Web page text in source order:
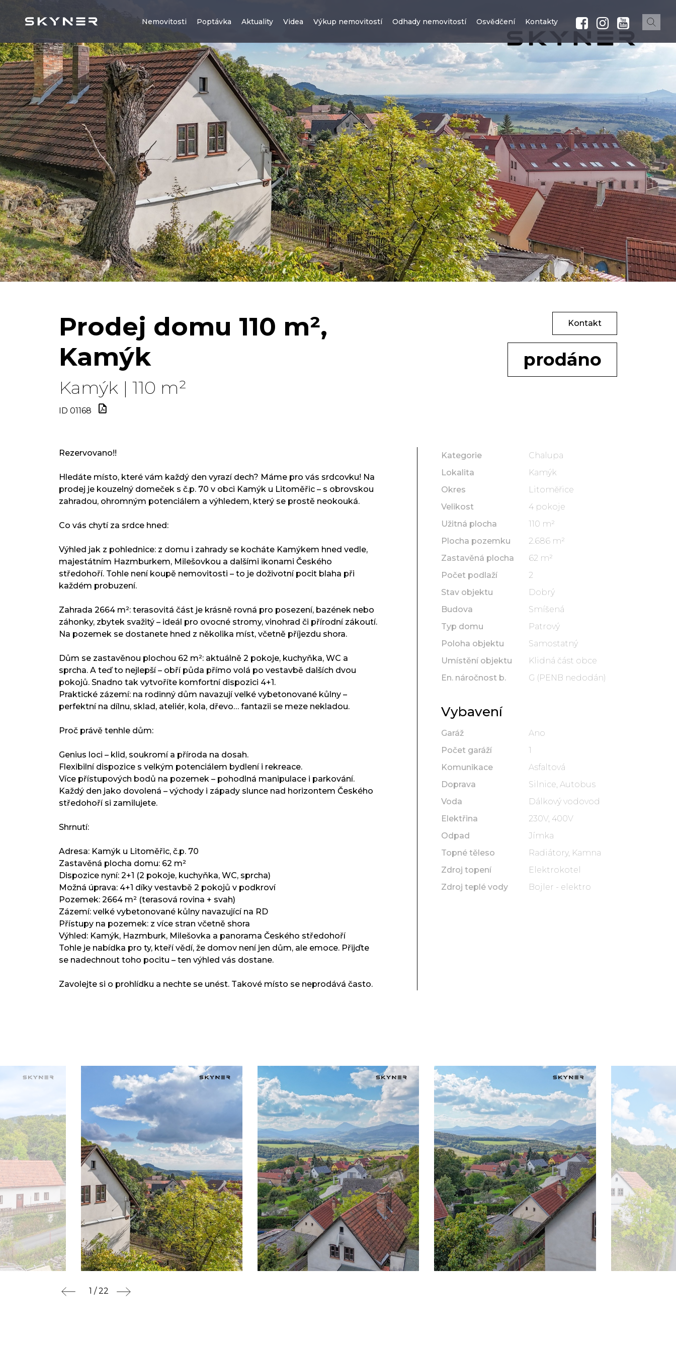
Nemovitosti Poptávka Aktuality Videa Výkup nemovitostí Odhady nemovitostí Osvědčení Kontakty
Prodej domu 110 m²,
Kamýk
Kamýk | 110 m²
ID 01168
Kontakt
prodáno
Rezervovano!!
Hledáte místo, které vám každý den vyrazí dech? Máme pro vás srdcovku! Na
prodej je kouzelný domeček s č.p. 70 v obci Kamýk u Litoměřic – s obrovskou
zahradou, ohromným potenciálem a výhledem, který se prostě neokouká.
Co vás chytí za srdce hned:
Výhled jak z pohlednice: z domu i zahrady se kocháte Kamýkem hned vedle,
majestátním Hazmburkem, Milešovkou a dalšími ikonami Českého
středohoří. Tohle není koupě nemovitosti – to je doživotní pocit blaha při
každém probuzení.
Zahrada 2664 m²: terasovitá část je krásně rovná pro posezení, bazének nebo
záhonky, zbytek svažitý – ideál pro ovocné stromy, vinohrad či přírodní zákoutí.
Na pozemek se dostanete hned z několika míst, včetně příjezdu shora.
Dům se zastavěnou plochou 62 m²: aktuálně 2 pokoje, kuchyňka, WC a
sprcha. A teď to nejlepší – obří půda přímo volá po vestavbě dalších dvou
pokojů. Snadno tak vytvoříte komfortní dispozici 4+1.
Praktické zázemí: na rodinný dům navazují velké vybetonované kůlny –
perfektní na dílnu, sklad, ateliér, kola, dřevo… fantazii se meze nekladou.
Proč právě tenhle dům:
Genius loci – klid, soukromí a příroda na dosah.
Flexibilní dispozice s velkým potenciálem bydlení i rekreace.
Více přístupových bodů na pozemek – pohodlná manipulace i parkování.
Každý den jako dovolená – východy i západy slunce nad horizontem Českého
středohoří si zamilujete.
Shrnutí:
Adresa: Kamýk u Litoměřic, č.p. 70
Zastavěná plocha domu: 62 m²
Dispozice nyní: 2+1 (2 pokoje, kuchyňka, WC, sprcha)
Možná úprava: 4+1 díky vestavbě 2 pokojů v podkroví
Pozemek: 2664 m² (terasová rovina + svah)
Zázemí: velké vybetonované kůlny navazující na RD
Přístupy na pozemek: z více stran včetně shora
Výhled: Kamýk, Hazmburk, Milešovka a panorama Českého středohoří
Tohle je nabídka pro ty, kteří vědí, že domov není jen dům, ale emoce. Přijďte
se nadechnout toho pocitu – ten výhled vás dostane.
Zavolejte si o prohlídku a nechte se unést. Takové místo se neprodává často.
Kategorie
Chalupa
Lokalita
Kamýk
Okres
Litoměřice
Velikost
4 pokoje
Užitná plocha
110 m²
Plocha pozemku
2.686 m²
Zastavěná plocha
62 m²
Počet podlaží
2
Stav objektu
Dobrý
Budova
Smíšená
Typ domu
Patrový
Poloha objektu
Samostatný
Umístění objektu
Klidná část obce
En. náročnost b.
G (PENB nedodán)
Vybavení
Garáž
Ano
Počet garáží
1
Komunikace
Asfaltová
Doprava
Silnice, Autobus
Voda
Dálkový vodovod
Elektřina
230V, 400V
Odpad
Jímka
Topné těleso
Radiátory, Kamna
Zdroj topení
Elektrokotel
Zdroj teplé vody
Bojler - elektro
1 / 22